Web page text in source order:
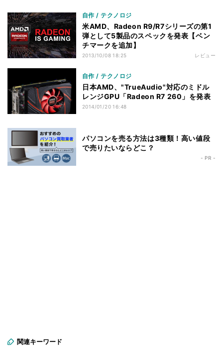
自作 / テクノロジ
米AMD、Radeon R9/R7シリーズの第1
弾として5製品のスペックを発表【ベン
チマークを追加】
2013/10/08 18:25 レビュー
自作 / テクノロジ
日本AMD、"TrueAudio"対応のミドル
レンジGPU「Radeon R7 260」を発表
2014/01/20 16:48
パソコンを売る方法は3種類！高い値段
で売りたいならどこ？
- PR -
関連キーワード